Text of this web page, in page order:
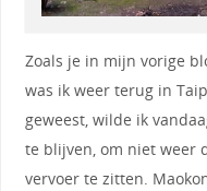
Zoals je in mijn vorige
was ik weer terug in
geweest, wilde ik
te blijven, om niet weer
vervoer te zitten.